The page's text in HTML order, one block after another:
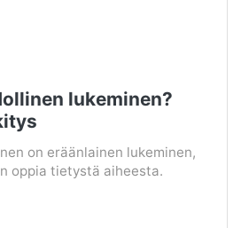
lukeminen?
on eräänlainen lukeminen,
oppia tietystä aiheesta.